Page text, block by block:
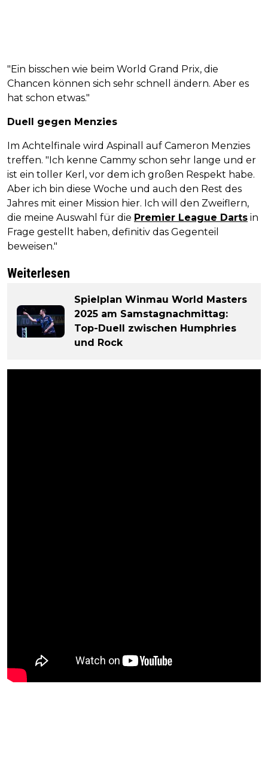
"Ein bisschen wie beim World Grand Prix, die
Chancen können sich sehr schnell ändern. Aber es
hat schon etwas."
Duell gegen Menzies
Im Achtelfinale wird Aspinall auf Cameron Menzies
treffen. "Ich kenne Cammy schon sehr lange und er
ist ein toller Kerl, vor dem ich großen Respekt habe.
Aber ich bin diese Woche und auch den Rest des
Jahres mit einer Mission hier. Ich will den Zweiflern,
die meine Auswahl für die Premier League Darts in
Frage gestellt haben, definitiv das Gegenteil
beweisen."
Weiterlesen
Spielplan Winmau World Masters
2025 am Samstagnachmittag:
Top-Duell zwischen Humphries
und Rock